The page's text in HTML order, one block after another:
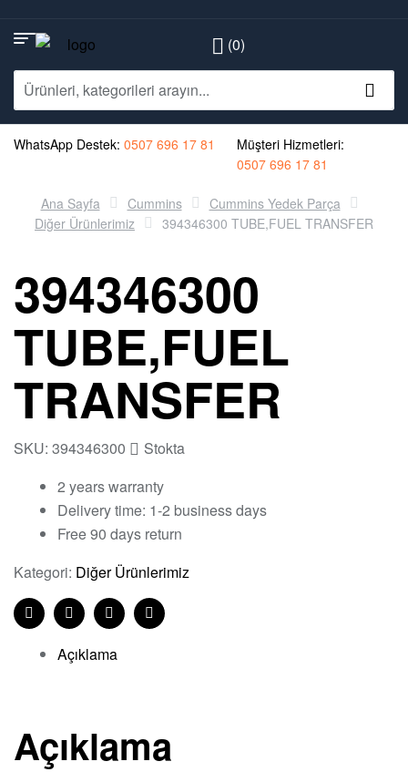
(0)
WhatsApp Destek: 0507 696 17 81
Müşteri Hizmetleri:
0507 696 17 81
Ana Sayfa Cummins
Cummins Yedek Parça
Diğer Ürünlerimiz
394346300 TUBE,FUEL TRANSFER
394346300
TUBE,FUEL
TRANSFER
SKU: 394346300
Stokta
2 years warranty
Delivery time: 1-2 business days
Free 90 days return
Kategori: Diğer Ürünlerimiz
FacebookTwitterLinkedinPinterest
Açıklama
Açıklama